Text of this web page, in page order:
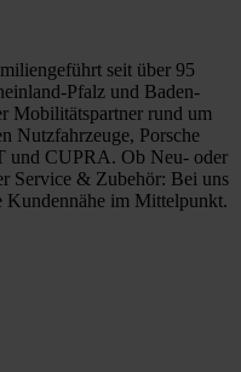
seit über 95
Pfalz und Baden-
Mobilitätspartner rund um
Nutzfahrzeuge, Porsche
und CUPRA. Ob Neu- oder
Service & Zubehör: Bei uns
Kundennähe im Mittelpunkt.